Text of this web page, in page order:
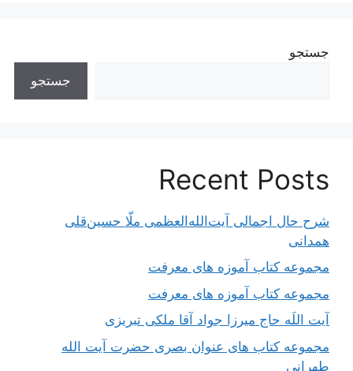
جستجو
جستجو
Recent Posts
شرح حال اجمالی آیت‌الله‌العظمی ملّا حسین‌قلی
همدانی
مجموعه کتاب آموزه های معرفت
مجموعه کتاب آموزه های معرفت
آیت اللَه حاج میرزا جواد آقا ملکی تبریزی
مجموعه کتاب های عنوان بصری حضرت آیت الله
طهرانی